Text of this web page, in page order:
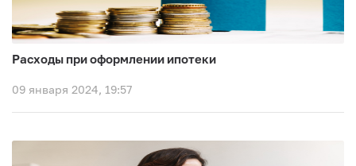
Расходы при оформлении ипотеки
09 января 2024, 19:57